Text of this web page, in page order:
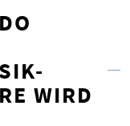
WIRD